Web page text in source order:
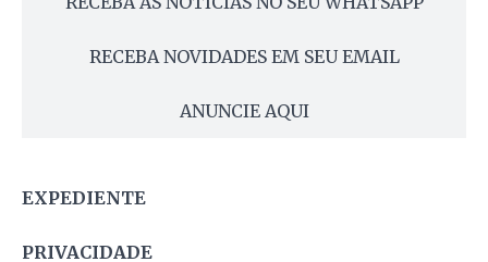
RECEBA NOVIDADES EM SEU EMAIL
ANUNCIE AQUI
EXPEDIENTE
PRIVACIDADE